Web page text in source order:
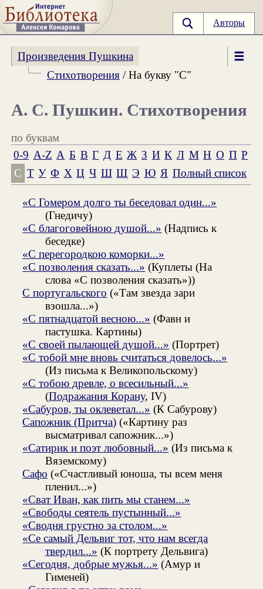
Авторы
Произведения Пушкина
Стихотворения/ На букву "С"
А. С. Пушкин. Стихотворения
по буквам
0-9 A-Z А Б В Г Д Е Ж З И К Л М Н О П Р
С Т У Ф Х Ц Ч Ш Щ Э Ю Я Полный список
«С Гомером долго ты беседовал один...»
(Гнедичу)
«С благоговейною душой...» (Надпись к
беседке)
«С перегородкою коморки...»
«С позволения сказать...» (Куплеты (На
слова «С позволения сказать»))
С португальского («Там звезда зари
взошла...»)
«С пятнадцатой весною...» (Фавн и
пастушка. Картины)
«С своей пылающей душой...» (Портрет)
«С тобой мне вновь считаться довелось...»
(Из письма к Великопольскому)
«С тобою древле, о всесильный...»
(Подражания Корану, IV)
«Сабуров, ты оклеветал...» (К Сабурову)
Сапожник (Притча) («Картину раз
высматривал сапожник...»)
«Сатирик и поэт любовный...» (Из письма к
Вяземскому)
Сафо («Счастливый юноша, ты всем меня
пленил...»)
«Сват Иван, как пить мы станем...»
«Свободы сеятель пустынный...»
«Сводня грустно за столом...»
«Се самый Дельвиг тот, что нам всегда
твердил...» (К портрету Дельвига)
«Сегодня, добрые мужья...» (Амур и
Гименей)